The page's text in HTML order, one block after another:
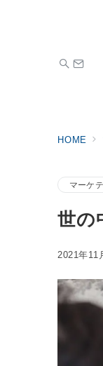
HOME
マーケ
世の
2021年11